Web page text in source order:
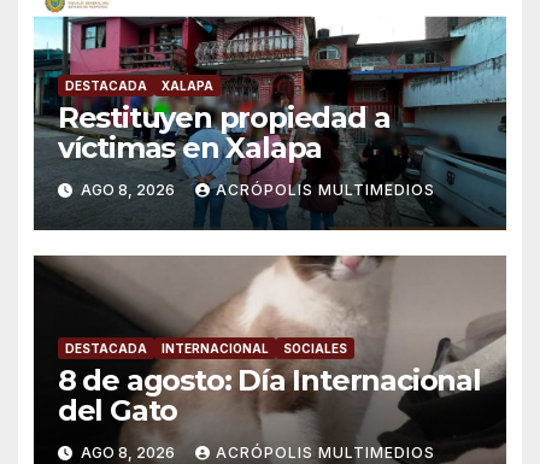
DESTACADA XALAPA
Restituyen propiedad a
víctimas en Xalapa
AGO 8, 2026 ACRÓPOLIS MULTIMEDIOS
DESTACADA INTERNACIONAL SOCIALES
8 de agosto: Día Internacional
del Gato
AGO 8, 2026 ACRÓPOLIS MULTIMEDIOS